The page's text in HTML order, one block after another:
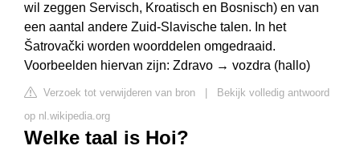
wil zeggen Servisch, Kroatisch en Bosnisch) en van
een aantal andere Zuid-Slavische talen. In het
Šatrovački worden woorddelen omgedraaid.
Voorbeelden hiervan zijn: Zdravo → vozdra (hallo)
Verzoek tot verwijderen van bron
Bekijk volledig antwoord
op nl.wikipedia.org
Welke taal is Hoi?